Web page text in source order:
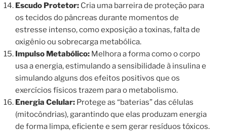
Escudo Protetor: Cria uma barreira de proteção para
os tecidos do pâncreas durante momentos de
estresse intenso, como exposição a toxinas, falta de
oxigênio ou sobrecarga metabólica.
Impulso Metabólico: Melhora a forma como o corpo
usa a energia, estimulando a sensibilidade à insulina e
simulando alguns dos efeitos positivos que os
exercícios físicos trazem para o metabolismo.
Energia Celular: Protege as “baterias” das células
(mitocôndrias), garantindo que elas produzam energia
de forma limpa, eficiente e sem gerar resíduos tóxicos.